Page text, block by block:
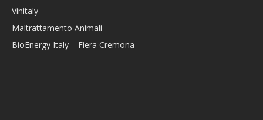
Vinitaly
Maltrattamento Animali
BioEnergy Italy – Fiera Cremona